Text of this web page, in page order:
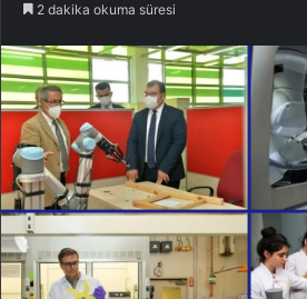
2 dakika okuma süresi